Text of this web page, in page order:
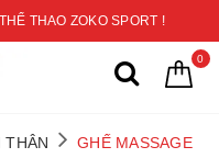
THAO ZOKO SPORT !
0
THÂN
GHẾ MASSAGE